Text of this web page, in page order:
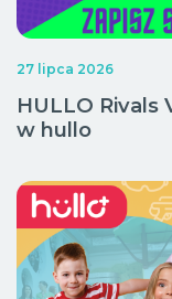
27 lipca 2026
HULLO Rivals
w hullo